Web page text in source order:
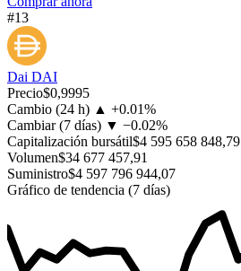
#13
Dai DAI
Precio$0,9995
Cambio (24 h) ▲ +0.01%
Cambiar (7 días) ▼ −0.02%
Capitalización bursátil$4 595 658 848,79
Volumen$34 677 457,91
Suministro$4 597 796 944,07
Gráfico de tendencia (7 días)